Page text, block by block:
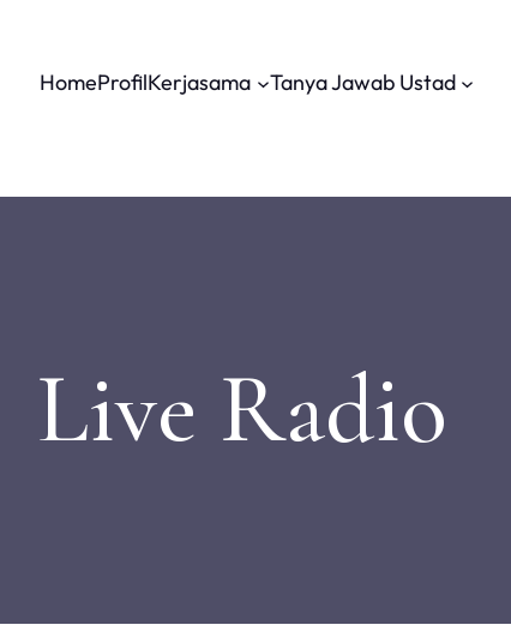
HomeProfilKerjasama Tanya Jawab Ustad
Live Radio